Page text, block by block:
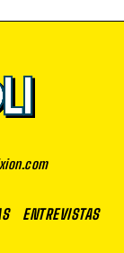
ENTREVISTAS